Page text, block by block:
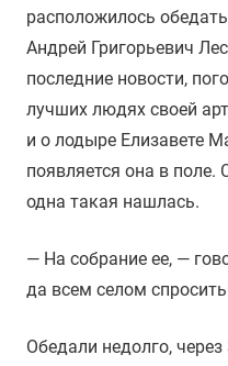
расположилось
Андрей Григорьевич
последние новости,
лучших людях своей
и о лодыре Елизавете
появляется она в
одна такая нашлась.
— На собрание ее, —
да всем селом
Обедали недолго,